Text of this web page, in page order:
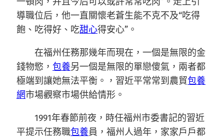
導職位后，他一直關懷老蒼生能不克不及“吃得
飽、吃得好、吃甜心得安心”。
在福州任務那幾年而現在，一個是無限的金
錢物慾， 包養另一個是無限的單戀傻氣，兩者都
極端到讓她無法平衡。，習近平常常到農貿包養
網市場觀察市場供給情形。
1991年春節前夜，時任福州市委書記的習近
平提示任務職包養員，福州人過年，家家戶戶都